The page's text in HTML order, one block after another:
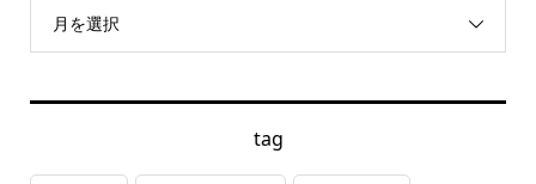
月を選択
tag